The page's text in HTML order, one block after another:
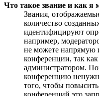
Что такое звание и как я
Звания,
количество
идентифицируют
например,
не можете напрямую
конференции, так
администратором.
конференцию
того, чтобы
конференций это